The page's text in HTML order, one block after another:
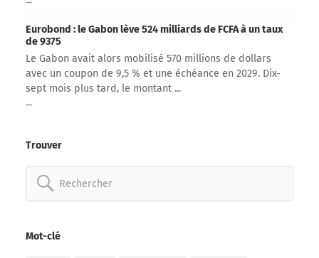
Eurobond : le Gabon lève 524 milliards de FCFA à un taux
de 9375
Le Gabon avait alors mobilisé 570 millions de dollars
avec un coupon de 9,5 % et une échéance en 2029. Dix-
sept mois plus tard, le montant ...
Trouver
Rechercher:
Mot-clé